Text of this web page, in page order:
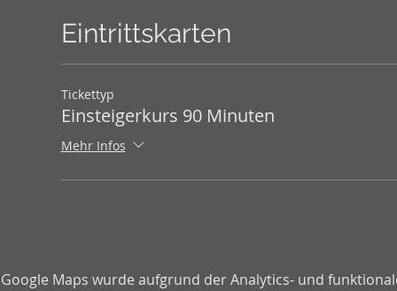
Eintrittskarten
Tickettyp
Einsteigerkurs 90 Minuten
Mehr Infos
Google Maps wurde aufgrund der Analytics- und